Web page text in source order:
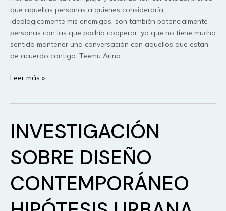
que aquellas personas a quienes consideraría
ideologicamente mis enemigas, son también potencialmente
personas con las que podría cooperar, ya que no tiene mucho
sentido mantener una conversación con aquellos que estan
de acuerdo contigo. Teemu Arina
Caminos
De
Colaboración,
Social:
En
Video
Con
Leer más »
INVESTIGACIÓN
SOBRE DISEÑO
CONTEMPORÁNEO